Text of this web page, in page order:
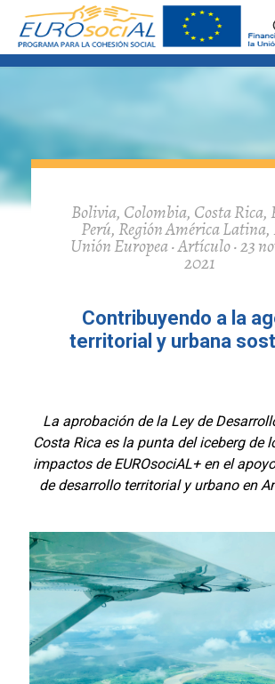
Bolivia, Colombia, Costa Rica,
Perú, Región América Latina,
Unión Europea · Artículo · 23
2021
Contribuyendo a la
territorial y urbana
La aprobación de la Ley de
Costa Rica es la punta del iceberg de
impactos de EUROsociAL+ en el
de desarrollo territorial y urbano en